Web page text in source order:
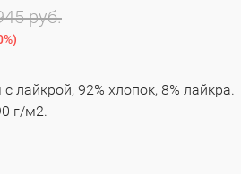
руб.
)
лайкрой, 92% хлопок, 8% лайкра.
г/м2.